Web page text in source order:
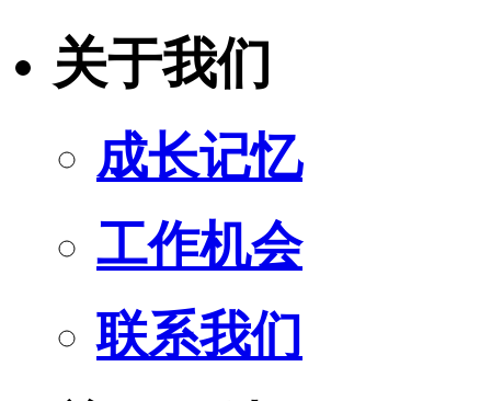
关于我们
成长记忆
工作机会
联系我们